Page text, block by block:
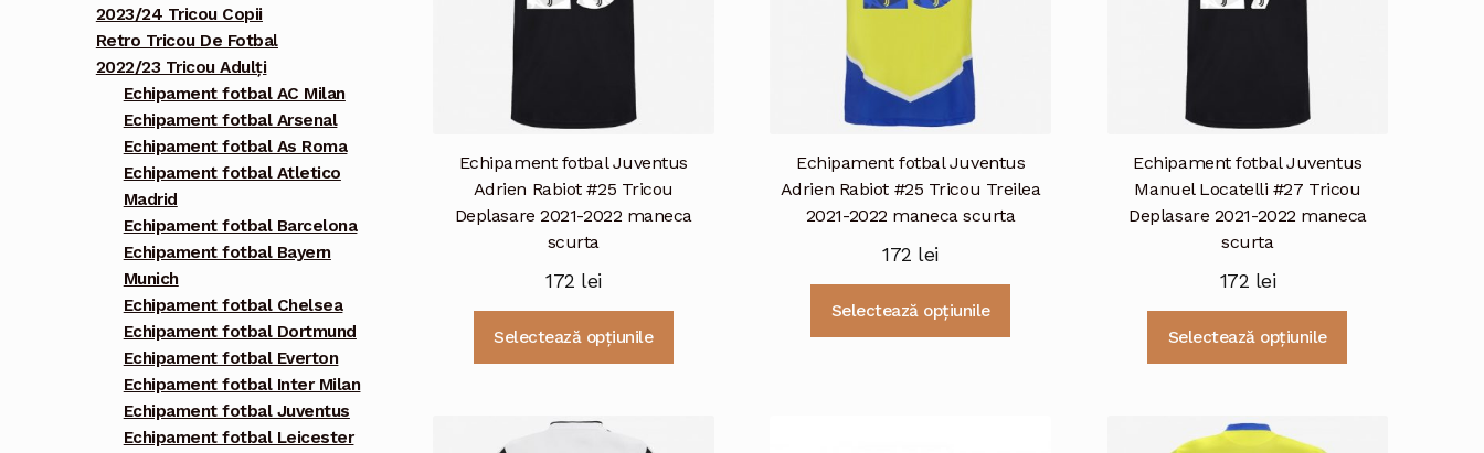
Echipament fotbal Juventus
Adrien Rabiot #25 Tricou
Deplasare 2021-2022 maneca
scurta
172 lei
Selectează opțiunile
Echipament fotbal Juventus
Adrien Rabiot #25 Tricou Treilea
2021-2022 maneca scurta
172 lei
Selectează opțiunile
Echipament fotbal Juventus
Manuel Locatelli #27 Tricou
Deplasare 2021-2022 maneca
scurta
172 lei
Selectează opțiunile
2023/24 Tricou Copii
Retro Tricou De Fotbal
2022/23 Tricou Adulți
Echipament fotbal AC Milan
Echipament fotbal Arsenal
Echipament fotbal As Roma
Echipament fotbal Atletico
Madrid
Echipament fotbal Barcelona
Echipament fotbal Bayern
Munich
Echipament fotbal Chelsea
Echipament fotbal Dortmund
Echipament fotbal Everton
Echipament fotbal Inter Milan
Echipament fotbal Juventus
Echipament fotbal Leicester